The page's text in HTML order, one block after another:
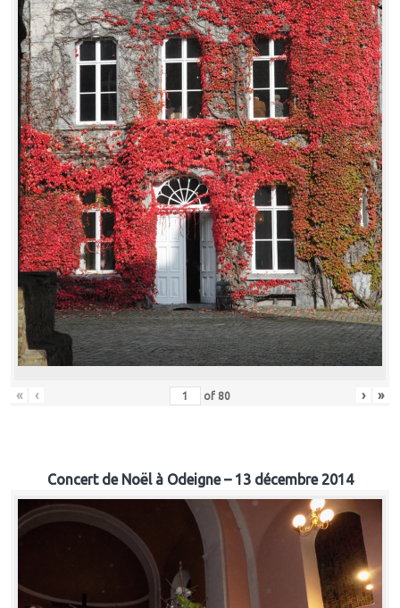
« ‹ of 80 › »
Concert de Noël à Odeigne – 13 décembre 2014